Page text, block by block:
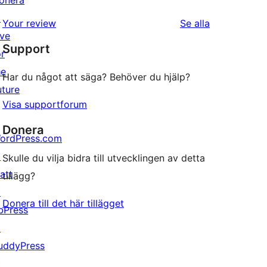
recensioner
stjärniga
recensioner
Your review Se alla
Support
Har du något att säga? Behöver du hjälp?
Visa supportforum
Donera
Skulle du vilja bidra till utvecklingen av detta
tillägg?
Donera till det här tillägget